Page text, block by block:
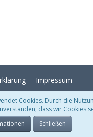
Impressum
Crystal Temptation , erstellt
Community-Software:
Cookies. Durch die
dass wir Cookies
Schließen